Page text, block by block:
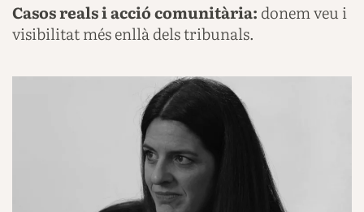
Casos reals i acció comunitària: donem veu i
visibilitat més enllà dels tribunals.